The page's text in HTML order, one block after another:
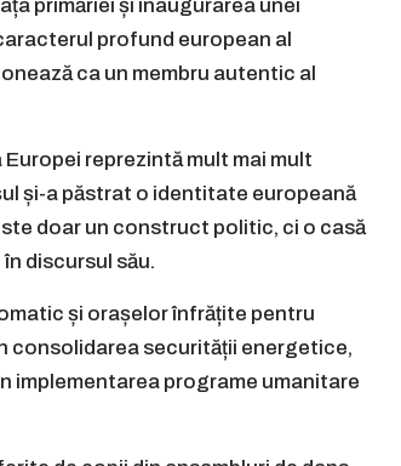
primăriei și inaugurarea unei
profund european al
ca un membru autentic al
reprezintă mult mai mult
și-a păstrat o identitate europeană
doar un construct politic, ci o casă
discursul său.
și orașelor înfrățite pentru
consolidarea securității energetice,
implementarea programe umanitare